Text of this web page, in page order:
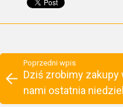
Poprzedni wpis
Dziś zrobimy zakupy
nami ostatnia